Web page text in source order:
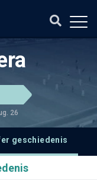
26
geschiedenis